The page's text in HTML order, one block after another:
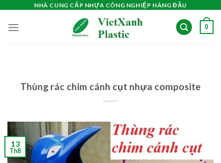
content
NHÀ CUNG CẤP NHỰA CÔNG NGHIỆP HÀNG ĐẦU
0
Thùng rác chim cánh cụt nhựa composite
13
Th8